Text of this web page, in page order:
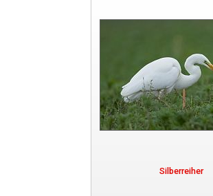
Silberreiher